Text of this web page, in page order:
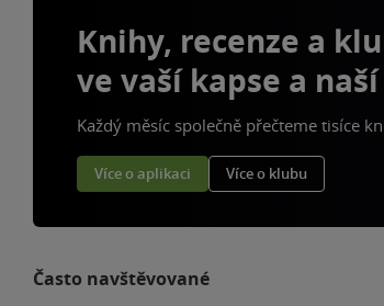
Knihy, recenze a
ve vaší kapse a
Každý měsíc společně přečteme tisíce
Více o aplikaci Více o klubu
Často navštěvované